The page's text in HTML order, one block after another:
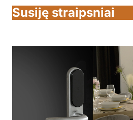
Susiję straipsniai